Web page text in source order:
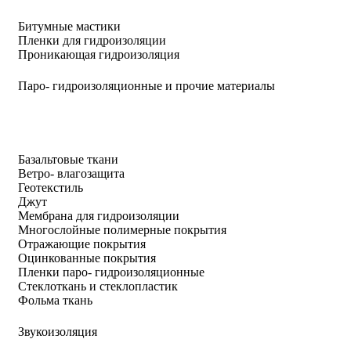
Битумные мастики
Пленки для гидроизоляции
Проникающая гидроизоляция
Паро- гидроизоляционные и прочие материалы
Базальтовые ткани
Ветро- влагозащита
Геотекстиль
Джут
Мембрана для гидроизоляции
Многослойные полимерные покрытия
Отражающие покрытия
Оцинкованные покрытия
Пленки паро- гидроизоляционные
Стеклоткань и стеклопластик
Фольма ткань
Звукоизоляция